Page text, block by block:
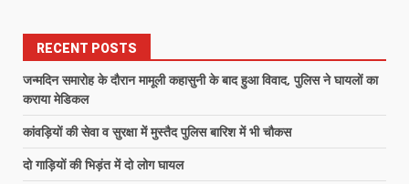
RECENT POSTS
जन्मदिन समारोह के दौरान मामूली कहासुनी के बाद हुआ विवाद, पुलिस ने घायलों का
कराया मेडिकल
कांवड़ियों की सेवा व सुरक्षा में मुस्तैद पुलिस बारिश में भी चौकस
दो गाड़ियों की भिड़ंत में दो लोग घायल